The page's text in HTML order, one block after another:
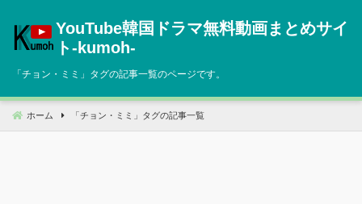
へ
動
YouTube韓国ドラマ無料動画まとめサイ
ト‐kumoh‐
「チョン・ミミ 」タグの記事一覧のページです。
ホーム 「 チョン・ミミ 」タグの記事一覧